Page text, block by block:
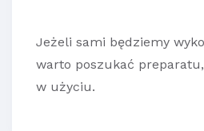
Jeżeli sami będziemy
warto poszukać
w użyciu.